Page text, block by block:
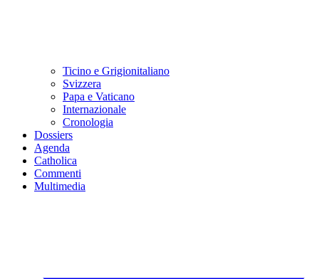
Ticino e Grigionitaliano
Svizzera
Papa e Vaticano
Internazionale
Cronologia
Dossiers
Agenda
Catholica
Commenti
Multimedia